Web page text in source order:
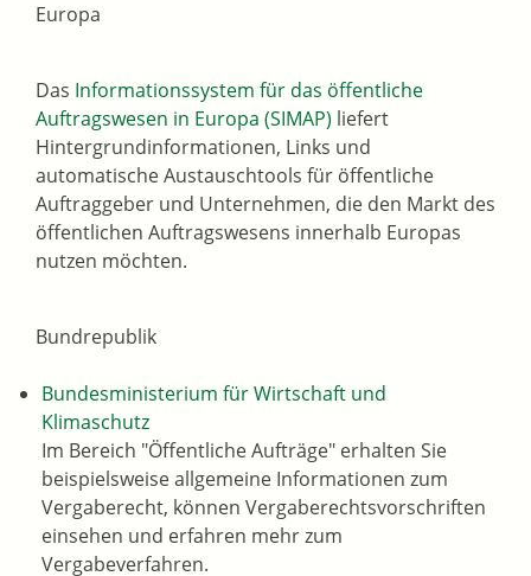
Europa
Das Informationssystem für das öffentliche
Auftragswesen in Europa (SIMAP) liefert
Hintergrundinformationen, Links und
automatische Austauschtools für öffentliche
Auftraggeber und Unternehmen, die den Markt des
öffentlichen Auftragswesens innerhalb Europas
nutzen möchten.
Bundrepublik
Bundesministerium für Wirtschaft und
Klimaschutz
Im Bereich "Öffentliche Aufträge" erhalten Sie
beispielsweise allgemeine Informationen zum
Vergaberecht, können Vergaberechtsvorschriften
einsehen und erfahren mehr zum
Vergabeverfahren.